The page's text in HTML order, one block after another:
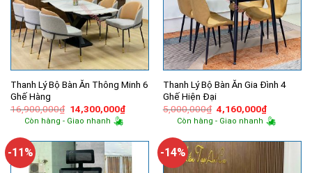
Thanh Lý Bộ Bàn Ăn Thông Minh 6
Ghế Hàng
16,900,000₫ Giá
gốc
là:
14,300,000₫Giá
hiện
14,300,000₫.
Còn hàng - Giao nhanh
Thanh Lý Bộ Bàn Ăn Gia Đình 4
Ghế Hiện Đại
5,000,000₫ Giá
gốc
là:
4,160,000₫Giá
hiện
tại
Còn hàng - Giao nhanh
-11% -14%